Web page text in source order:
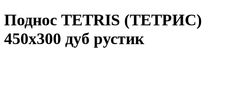
Поднос TETRIS (ТЕТРИС)
450х300 дуб рустик